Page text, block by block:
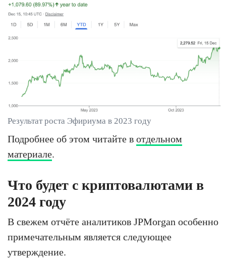
Результат роста Эфириума в 2023 году
Подробнее об этом читайте в отдельном
материале.
Что будет с криптовалютами в
2024 году
В свежем отчёте аналитиков JPMorgan особенно
примечательным является следующее
утверждение.